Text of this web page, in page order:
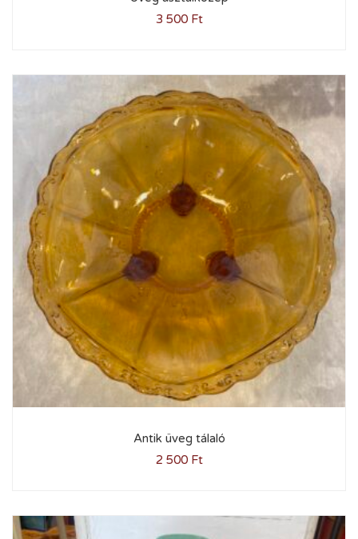
3 500 Ft
Antik üveg tálaló
2 500 Ft